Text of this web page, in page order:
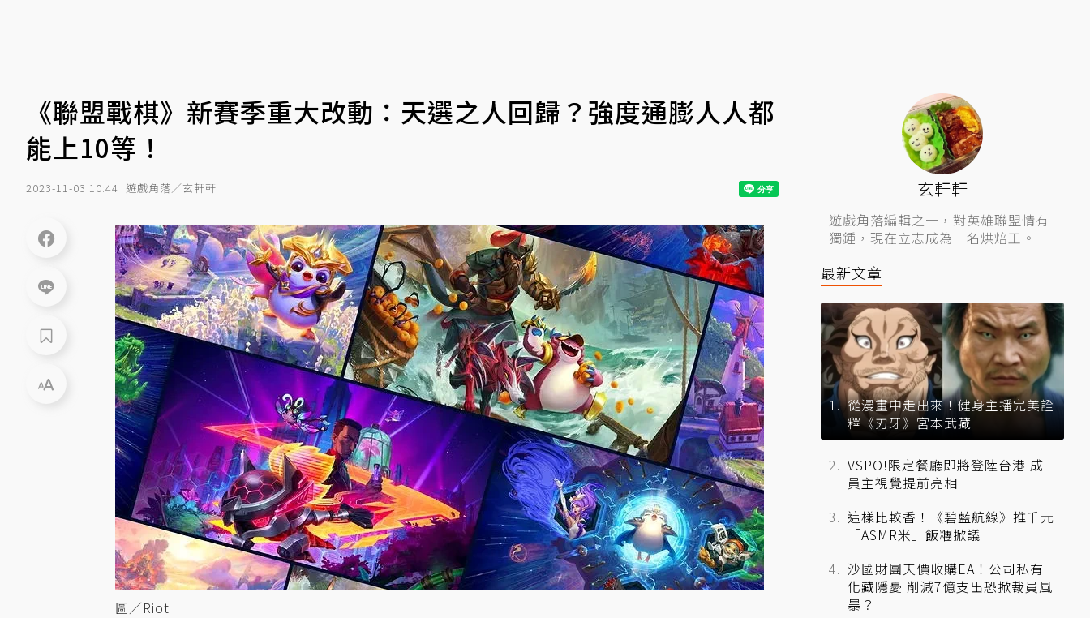
《聯盟戰棋》新賽季重大改動：天選之人回歸？強度通膨人人都
能上10等！
2023-11-03 10:44 遊戲角落／玄軒軒
圖／Riot
玄軒軒
遊戲角落編輯之一，對英雄聯盟情有
獨鍾，現在立志成為一名烘焙王。
最新文章
從漫畫中走出來！健身主播完美詮
釋《刃牙》宮本武藏
VSPO!限定餐廳即將登陸台港 成
員主視覺提前亮相
這樣比較香！《碧藍航線》推千元
「ASMR米」飯糰掀議
沙國財團天價收購EA！公司私有
化藏隱憂 削減7億支出恐掀裁員風
暴？